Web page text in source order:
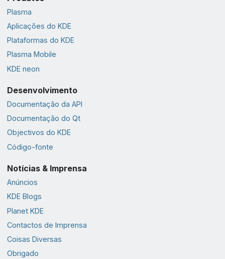
Plasma
Aplicações do KDE
Plataformas do KDE
Plasma Mobile
KDE neon
Desenvolvimento
Documentação da API
Documentação do Qt
Objectivos do KDE
Código-fonte
Notícias & Imprensa
Anúncios
KDE Blogs
Planet KDE
Contactos de Imprensa
Coisas Diversas
Obrigado